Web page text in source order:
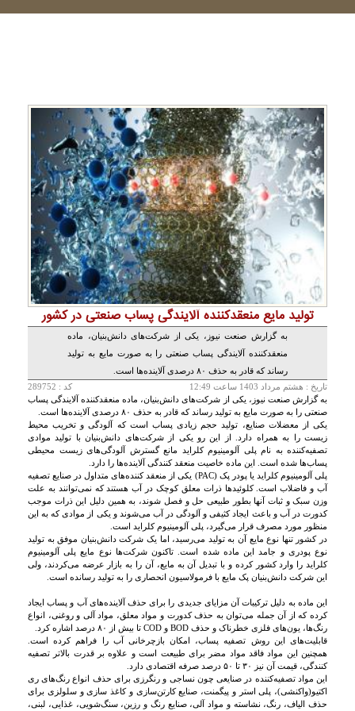
تولید مایع منعقدکننده آلایندگی پساب صنعتی در کشور
به گزارش صنعت نیوز، یکی از شرکت‌های دانش‌بنیان، ماده
منعقدکننده آلایندگی پساب صنعتی را به صورت مایع به تولید
رساند که قادر به حذف ۸۰ درصدی آلاینده‌ها است.
تاريخ : هشتم مرداد 1403 ساعت 12:49
کد : 289752
به گزارش صنعت نیوز، یکی از شرکت‌های دانش‌بنیان، ماده منعقدکننده آلایندگی پساب
صنعتی را به صورت مایع به تولید رساند که قادر به حذف ۸۰ درصدی آلاینده‌ها است.
یکی از معضلات صنایع، تولید حجم زیادی پساب است که آلودگی و تخریب محیط
زیست را به همراه دارد. از این رو یکی از شرکت‌های دانش‌بنیان با تولید موادی
تصفیه‌کننده به نام پلی آلومینیوم کلراید مانع گسترش آلودگی‌های زیست محیطی
پساب‌ها شده است. این ماده خاصیت منعقد کنندگی آلاینده‌ها را دارد.
پلی آلومینیوم کلراید یا پودر پک (PAC) یکی از منعقد کننده‌های متداول در صنایع تصفیه
آب و فاضلاب است. کلوئیدها ذرات معلق کوچک در آب هستند که نمی‌توانند به علت
وزن سبک و ثبات آنها بطور طبیعی حل و فصل شوند، به همین دلیل این ذرات موجب
کدورت در آب و باعث ایجاد کثیفی و آلودگی در آب می‌شوند و یکی از موادی که به این
منظور مورد مصرف قرار می‌گیرد، پلی آلومینیوم کلراید است.
در کشور تنها نوع مایع آن به تولید می‌رسید، اما یک شرکت دانش‌بنیان موفق به تولید
نوع پودری و جامد این ماده شده است. تاکنون شرکت‌ها نوع مایع پلی آلومینیوم
کلراید را وارد کشور کرده و با تبدیل آن به مایع، آن را به بازار عرضه می‌کردند، ولی
این شرکت دانش‌بنیان پک مایع با فرمولاسیون انحصاری را به تولید رسانده است.
این ماده به دلیل ترکیبات آن مزایای جدیدی را برای حذف آلاینده‌های آب و پساب ایجاد
کرده که از آن جمله می‌توان به حذف کدورت و مواد معلق، مواد آلی و روغنی، انواع
رنگ‌ها، یون‌های فلزی خطرناک و حذف BOD و COD تا بیش از ۸۰ درصد اشاره کرد.
قابلیت‌های این روش تصفیه پساب، امکان بازچرخانی آب را فراهم کرده است.
همچنین این مواد فاقد مواد مضر برای طبیعت است و علاوه بر قدرت بالاتر تصفیه
کنندگی، قیمت آن نیز ۳۰ تا ۵۰ درصد صرفه اقتصادی دارد.
این مواد تصفیه‌کننده در صنایعی چون نساجی و رنگرزی برای حذف انواع رنگ‌های ری
اکتیو(واکنشی)، پلی استر و پیگمنت، صنایع کارتن‌سازی و کاغذ سازی و سلولزی برای
حذف الیاف، رنگ، نشاسته و مواد آلی، صنایع رنگ و رزین، سنگ‌شویی، غذایی، لبنی،